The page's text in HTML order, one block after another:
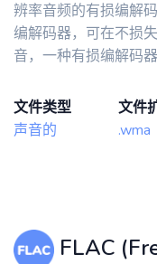
辨率音频的有损编解
编解码器，可在不损
音，一种有损编解码
文件类型
声音的
文件
.wma
FLAC